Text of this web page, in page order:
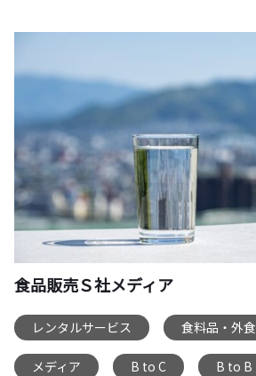
食品販売Ｓ社メディア
レンタルサービス 食料品・外食
メディア B to C B to B